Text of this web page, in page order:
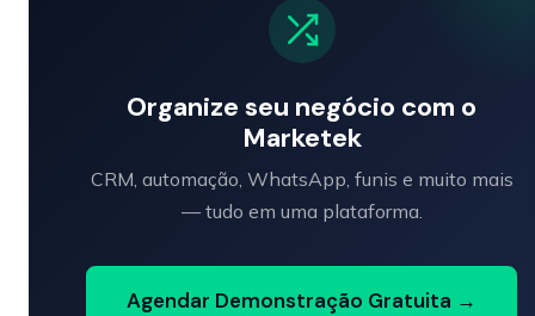
Organize seu negócio com o
Marketek
CRM, automação, WhatsApp, funis e muito mais
— tudo em uma plataforma.
Agendar Demonstração Gratuita →